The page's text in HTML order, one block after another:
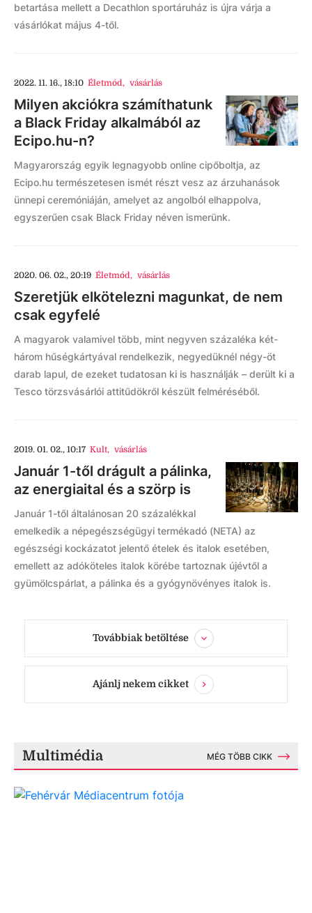
betartása mellett a Decathlon sportáruház is újra várja a
vásárlókat május 4-től.
2022. 11. 16., 18:10 Életmód, vásárlás
Milyen akciókra számíthatunk
a Black Friday alkalmából az
Ecipo.hu-n?
Magyarország egyik legnagyobb online cipőboltja, az
Ecipo.hu természetesen ismét részt vesz az árzuhanások
ünnepi ceremóniáján, amelyet az angolból elhappolva,
egyszerűen csak Black Friday néven ismerünk.
2020. 06. 02., 20:19 Életmód, vásárlás
Szeretjük elkötelezni magunkat, de nem
csak egyfelé
A magyarok valamivel több, mint negyven százaléka két-
három hűségkártyával rendelkezik, negyedüknél négy-öt
darab lapul, de ezeket tudatosan ki is használják – derült ki a
Tesco törzsvásárlói attitűdökről készült felméréséből.
2019. 01. 02., 10:17 Kult, vásárlás
Január 1-től drágult a pálinka,
az energiaital és a szörp is
Január 1-től általánosan 20 százalékkal
emelkedik a népegészségügyi termékadó (NETA) az
egészségi kockázatot jelentő ételek és italok esetében,
emellett az adóköteles italok körébe tartoznak újévtől a
gyümölcspárlat, a pálinka és a gyógynövényes italok is.
Továbbiak betöltése
Ajánlj nekem cikket
Multimédia MÉG TÖBB CIKK